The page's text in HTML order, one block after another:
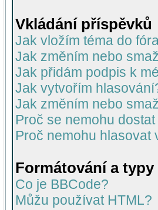
Vkládání příspěvků
Jak vložím téma do
Jak změním nebo
Jak přidám podpis k
Jak vytvořím
Jak změním nebo
Proč se nemohu
Proč nemohu hlasovat
Formátování a
Co je BBCode?
Můžu používat HTML?